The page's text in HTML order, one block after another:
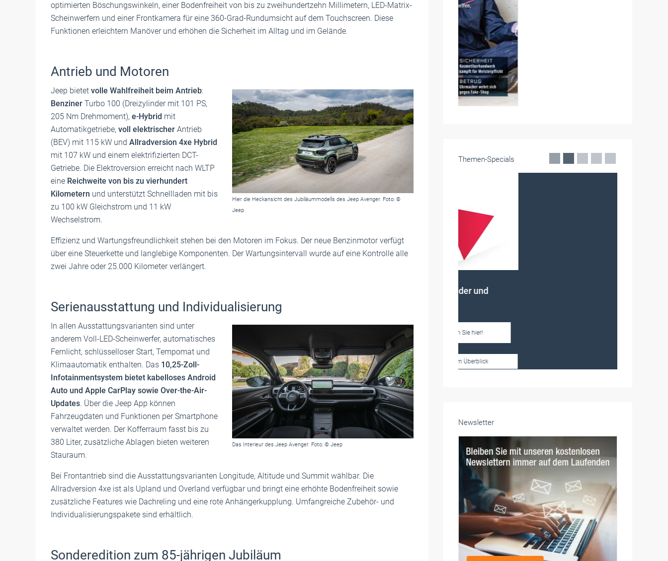
optimierten Böschungswinkeln, einer Bodenfreiheit von bis zu zweihundertzehn Millimetern, LED-Matrix-
Scheinwerfern und einer Frontkamera für eine 360-Grad-Rundumsicht auf dem Touchscreen. Diese
Funktionen erleichtern Manöver und erhöhen die Sicherheit im Alltag und im Gelände.
Antrieb und Motoren
Hier die Heckansicht des Jubiläummodells des Jeep Avenger. Foto: ©
Jeep
Jeep bietet volle Wahlfreiheit beim Antrieb:
Benziner Turbo 100 (Dreizylinder mit 101 PS,
205 Nm Drehmoment), e-Hybrid mit
Automatikgetriebe, voll elektrischer Antrieb
(BEV) mit 115 kW und Allradversion 4xe Hybrid
mit 107 kW und einem elektrifizierten DCT-
Getriebe. Die Elektroversion erreicht nach WLTP
eine Reichweite von bis zu vierhundert
Kilometern und unterstützt Schnellladen mit bis
zu 100 kW Gleichstrom und 11 kW
Wechselstrom.
Effizienz und Wartungsfreundlichkeit stehen bei den Motoren im Fokus. Der neue Benzinmotor verfügt
über eine Steuerkette und langlebige Komponenten. Der Wartungsintervall wurde auf eine Kontrolle alle
zwei Jahre oder 25.000 Kilometer verlängert.
Serienausstattung und Individualisierung
Das Interieur des Jeep Avenger. Foto: © Jeep
In allen Ausstattungsvarianten sind unter
anderem Voll-LED-Scheinwerfer, automatisches
Fernlicht, schlüsselloser Start, Tempomat und
Klimaautomatik enthalten. Das 10,25-Zoll-
Infotainmentsystem bietet kabelloses Android
Auto und Apple CarPlay sowie Over-the-Air-
Updates. Über die Jeep App können
Fahrzeugdaten und Funktionen per Smartphone
verwaltet werden. Der Kofferraum fasst bis zu
380 Liter, zusätzliche Ablagen bieten weiteren
Stauraum.
Bei Frontantrieb sind die Ausstattungsvarianten Longitude, Altitude und Summit wählbar. Die
Allradversion 4xe ist als Upland und Overland verfügbar und bringt eine erhöhte Bodenfreiheit sowie
zusätzliche Features wie Dachreling und eine rote Anhängerkupplung. Umfangreiche Zubehör- und
Individualisierungspakete sind erhältlich.
Sonderedition zum 85-jährigen Jubiläum
Newsletter